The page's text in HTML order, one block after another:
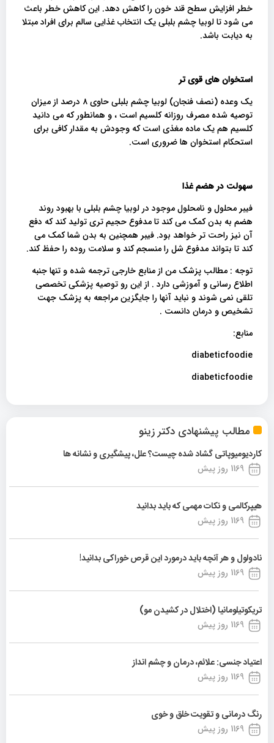
مطالب پیشنهادی دکتر زینو
کاردیومیوپاتی گشاد شده چیست؟ علل، پیشگیری و نشانه ها
1169 روز پیش
هیپرکالمی و نکات مهمی که باید بدانید
1169 روز پیش
نادولول و هر آنچه باید درمورد این قرص خوراکی بدانید!
1169 روز پیش
تریکوتیلومانیا (اختلال در کشیدن مو)
1169 روز پیش
اعتیاد جنسی: علائم، درمان و چشم انداز
1169 روز پیش
رنگ درمانی و تقویت خلق و خوی
1169 روز پیش
خطر افزایش سطح قند خون را کاهش دهد. این کاهش خطر باعث
می شود تا لوبیا چشم بلبلی یک انتخاب غذایی سالم برای افراد مبتلا
به دیابت باشد.
استخوان های قوی تر
یک وعده (نصف فنجان) لوبیا چشم بلبلی حاوی ۸ درصد از میزان
توصیه شده مصرف روزانه کلسیم است ، و همانطور که می دانید
کلسیم هم یک ماده مغذی است که وجودش به مقدار کافی برای
استحکام استخوان ها ضروری است.
سهولت در هضم غذا
فیبر محلول و نامحلول موجود در لوبیا چشم بلبلی با بهبود روند
هضم به بدن کمک می کند تا مدفوع حجیم تری تولید کند که دفع
آن نیز راحت تر خواهد بود. فیبر همچنین به بدن شما کمک می
کند تا بتواند مدفوع شل را منسجم کند و سلامت روده را حفظ کند.
توجه : مطالب پزشک من از منابع خارجی ترجمه شده و تنها جنبه
اطلاع رسانی و آموزشی دارد . از این رو توصیه پزشکی تخصصی
تلقی نمی شوند و نباید آنها را جایگزین مراجعه به پزشک جهت
تشخیص و درمان دانست .
منابع:
diabeticfoodie
diabeticfoodie